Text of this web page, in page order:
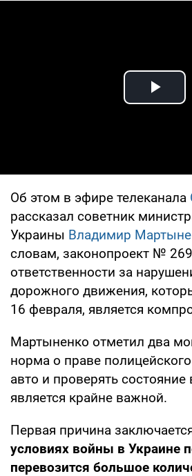
Об этом в эфире телеканала
рассказал советник
Украины Владимир
словам, законопроект №
ответственности за
дорожного движения,
16 февраля, является
Мартыненко отметил два
норма о праве
авто и проверять состояние
является крайне важной.
Первая причина
условиях войны в Украине
перевозится большое